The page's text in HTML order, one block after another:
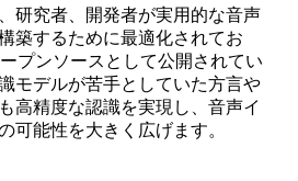
研究者、開発者が実用的な音声
築するために最適化されてお
プンソースとして公開されてい
モデルが苦手としていた方言や
高精度な認識を実現し、音声イ
可能性を大きく広げます。